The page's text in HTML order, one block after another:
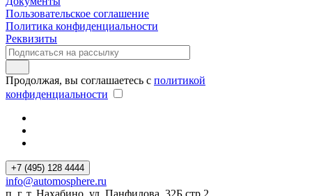
Пользовательское соглашение
Политика конфиденциальности
Реквизиты
Продолжая, вы соглашаетесь с политикой
конфиденциальности
+7 (495) 128 4444
info@automosphere.ru
п. г. т. Нахабино, ул. Панфилова, 32Б стр.2